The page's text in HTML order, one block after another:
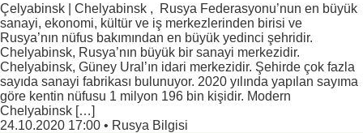
Çelyabinsk | Chelyabinsk , Rusya Federasyonu’nun en büyük
sanayi, ekonomi, kültür ve iş merkezlerinden birisi ve
Rusya’nın nüfus bakımından en büyük yedinci şehridir.
Chelyabinsk, Rusya’nın büyük bir sanayi merkezidir.
Chelyabinsk, Güney Ural’ın idari merkezidir. Şehirde çok fazla
sayıda sanayi fabrikası bulunuyor. 2020 yılında yapılan sayıma
göre kentin nüfusu 1 milyon 196 bin kişidir. Modern
Chelyabinsk […]
24.10.2020 17:00 • Rusya Bilgisi